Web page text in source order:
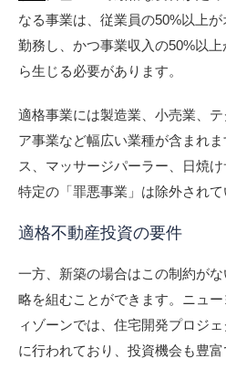
なる事業は、従業員の50%以上
勤務し、かつ事業収入の50%以
ら生じる必要があります。
適格事業には製造業、小売業、
ア事業など幅広い業種が含まれ
ス、マッサージパーラー、日焼け
特定の「罪悪事業」は除外されて
適格不動産投資の要件
一方、新築の場合はこの制約が
略を組むことができます。ニュ
ィゾーンでは、住宅開発プロジ
に行われており、投資機会も豊富